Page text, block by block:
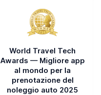
World Travel Tech
Awards — Migliore app
al mondo per la
prenotazione del
noleggio auto 2025